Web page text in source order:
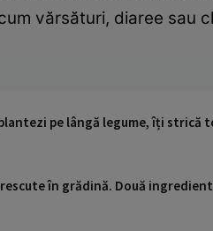
vărsături, diaree sau
pe lângă legume, îți strică
în grădină. Două